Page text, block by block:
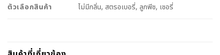
ตัวเลือกสินค้า ไม่มีกลิ่น, สตรอเบอรี่, ลูกพีช, เชอรี่